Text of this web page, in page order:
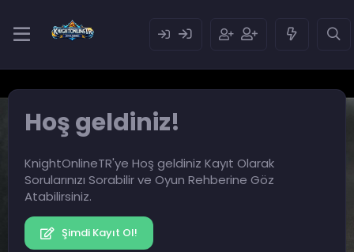
Hoş geldiniz!
KnightOnlineTR'ye Hoş geldiniz Kayıt Olarak
Sorularınızı Sorabilir ve Oyun Rehberine Göz
Atabilirsiniz.
Şimdi Kayıt Ol!